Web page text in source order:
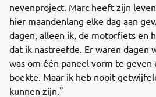
nevenproject. Marc heeft zijn
hier maandenlang elke dag aan
dagen, alleen ik, de motorfiets en
dat ik nastreefde. Er waren dagen
was om één paneel vorm te
boekte. Maar ik heb nooit
kunnen zijn."